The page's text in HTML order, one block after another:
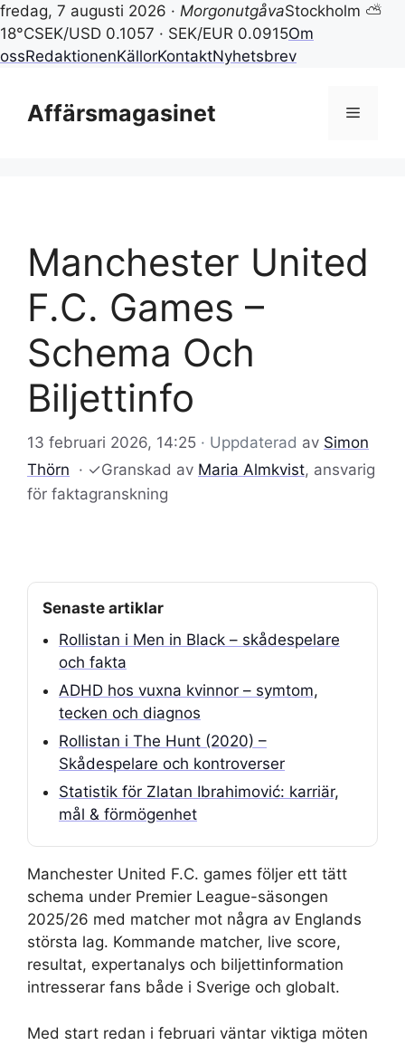
fredag, 7 augusti 2026 · MorgonutgåvaStockholm ⛅
18°CSEK/USD 0.1057 · SEK/EUR 0.0915Om
ossRedaktionenKällorKontaktNyhetsbrev
innehållAffärsmagasinet Meny
Manchester United
F.C. Games –
Schema Och
Biljettinfo
13 februari 2026, 14:25 · Uppdaterad av Simon
Thörn · ✓Granskad av Maria Almkvist, ansvarig
för faktagranskning
Senaste artiklar
Rollistan i Men in Black – skådespelare
och fakta
ADHD hos vuxna kvinnor – symtom,
tecken och diagnos
Rollistan i The Hunt (2020) –
Skådespelare och kontroverser
Statistik för Zlatan Ibrahimović: karriär,
mål & förmögenhet
Manchester United F.C. games följer ett tätt
schema under Premier League-säsongen
2025/26 med matcher mot några av Englands
största lag. Kommande matcher, live score,
resultat, expertanalys och biljettinformation
intresserar fans både i Sverige och globalt.
Med start redan i februari väntar viktiga möten